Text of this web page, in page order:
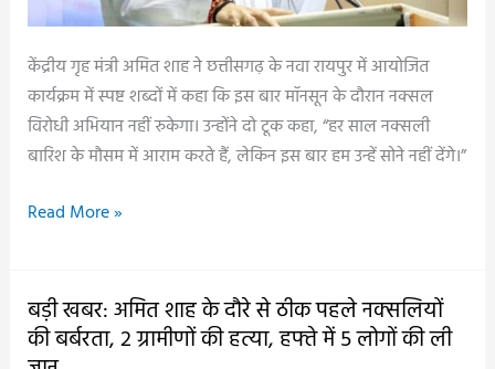
वंदन
योजना
से
छत्तीसगढ़
की
बहनों
के
नई
रोशनी..
केंद्रीय गृह मंत्री अमित शाह ने छत्तीसगढ़ के नवा रायपुर में आयोजित
कार्यक्रम में स्पष्ट शब्दों में कहा कि इस बार मॉनसून के दौरान नक्सल
विरोधी अभियान नहीं रुकेगा। उन्होंने दो टूक कहा, “हर साल नक्सली
बारिश के मौसम में आराम करते हैं, लेकिन इस बार हम उन्हें सोने नहीं देंगे।”
अमित
बड़ा
ऐलान:
मॉनसून
Read More »
बड़ी खबर: अमित शाह के दौरे से ठीक पहले नक्सलियों
की बर्बरता, 2 ग्रामीणों की हत्या, हफ्ते में 5 लोगों की ली